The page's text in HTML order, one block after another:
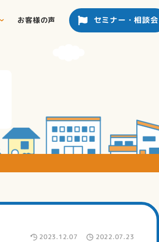
お客様の声 セミナー・相談会
2023.12.07 2022.07.23